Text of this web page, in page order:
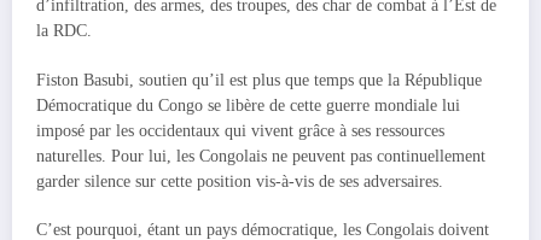
d’infiltration, des armes, des troupes, des char de combat à l’Est de
la RDC.
Fiston Basubi, soutien qu’il est plus que temps que la République
Démocratique du Congo se libère de cette guerre mondiale lui
imposé par les occidentaux qui vivent grâce à ses ressources
naturelles. Pour lui, les Congolais ne peuvent pas continuellement
garder silence sur cette position vis-à-vis de ses adversaires.
C’est pourquoi, étant un pays démocratique, les Congolais doivent